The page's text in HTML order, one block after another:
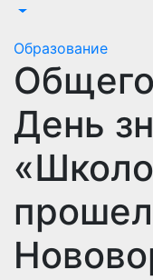
Образование
День